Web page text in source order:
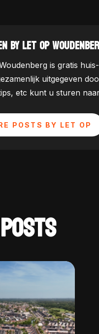
BY LET OP
is gratis
uitgegeven
etc kunt u sturen
POSTS BY LET OP